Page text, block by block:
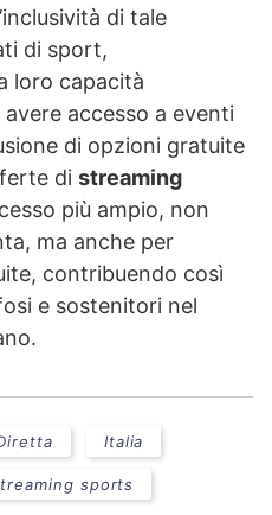
di tale
di sport,
loro capacità
accesso a eventi
di opzioni gratuite
di streaming
più ampio, non
ma anche per
contribuendo così
e sostenitori nel
Italia
sports